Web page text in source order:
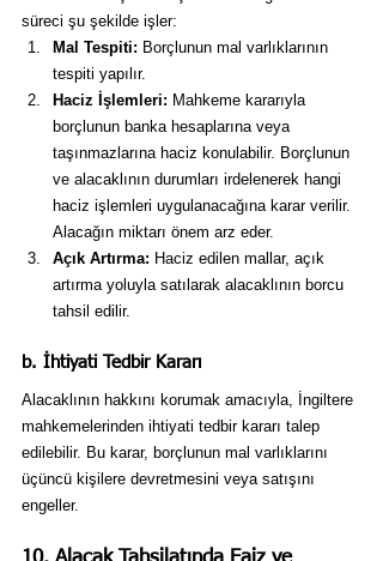
süreci şu şekilde işler:
Mal Tespiti: Borçlunun mal varlıklarının
tespiti yapılır.
Haciz İşlemleri: Mahkeme kararıyla
borçlunun banka hesaplarına veya
taşınmazlarına haciz konulabilir. Borçlunun
ve alacaklının durumları irdelenerek hangi
haciz işlemleri uygulanacağına karar verilir.
Alacağın miktarı önem arz eder.
Açık Artırma: Haciz edilen mallar, açık
artırma yoluyla satılarak alacaklının borcu
tahsil edilir.
b. İhtiyati Tedbir Kararı
Alacaklının hakkını korumak amacıyla, İngiltere
mahkemelerinden ihtiyati tedbir kararı talep
edilebilir. Bu karar, borçlunun mal varlıklarını
üçüncü kişilere devretmesini veya satışını
engeller.